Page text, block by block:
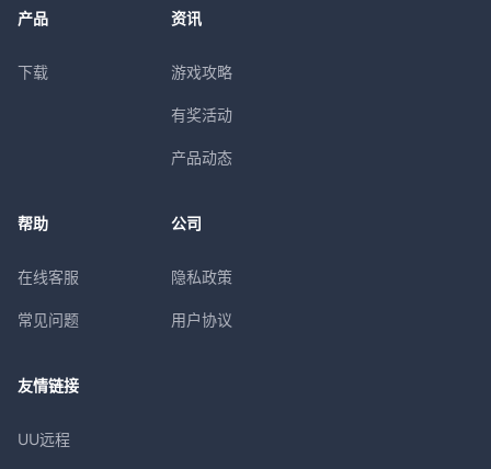
产品
下载
资讯
游戏攻略
有奖活动
产品动态
帮助
在线客服
常见问题
公司
隐私政策
用户协议
友情链接
UU远程